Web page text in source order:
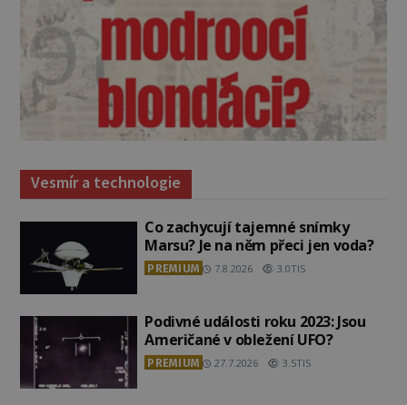
Vesmír a technologie
Co zachycují tajemné snímky
Marsu? Je na něm přeci jen voda?
PREMIUM 7.8.2026 3.0TIS
Podivné události roku 2023: Jsou
Američané v obležení UFO?
PREMIUM 27.7.2026 3.5TIS